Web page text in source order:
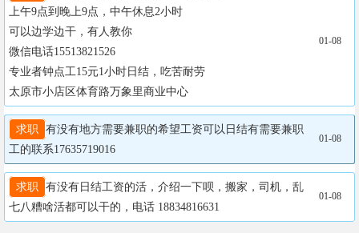
上午9点到晚上9点，中午休息2小时
可以边学边干，有人教你
微信电话15513821526
专业者钟点工15元1小时日结，吃苦耐劳
太原市小店区体育路万象里商业中心
01-08
求职
有没有地方需要兼职的希望工资可以日结有需要兼职
工的联系17635719016
01-08
求职
有没有日结工资的活，介绍一下呗，搬家，司机，乱
七八糟啥活都可以干的，电话 18834816631
01-08